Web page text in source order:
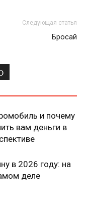
Следующая статья
Бросай
и почему
вам деньги в
в 2026 году: на
деле